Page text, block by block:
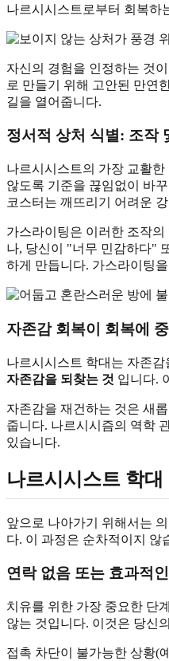
나르시시스트로부터 회복하
자신의 경험을 인정하는 것
로 만들기 위해 고안된 만연
길을 열어줍니다.
정서적 상처 식별: 조작
나르시시스트의 가장 교활한
않도록 기준을 끊임없이 바
코스터는 깨뜨리기 어려운
가스라이팅은 이러한 조작
나, 당신이 "너무 민감하다"
하게 만듭니다. 가스라이팅
자존감 회복이 회복에
나르시시스트 학대는 자존
자존감을 되찾는 것 입니다.
자존감을 재건하는 것은 새
줍니다. 나르시시즘의 역학
있습니다.
나르시시스트 학대
앞으로 나아가기 위해서는
다. 이 과정은 순차적이지 않
연락 없음 또는 효과적
치유를 위한 가장 중요한 단
않는 것입니다. 이것은 당신
접촉 차단이 불가능한 상황(